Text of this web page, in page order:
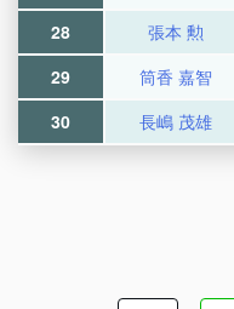
28
張本 勲
29
筒香 嘉智
30
長嶋 茂雄